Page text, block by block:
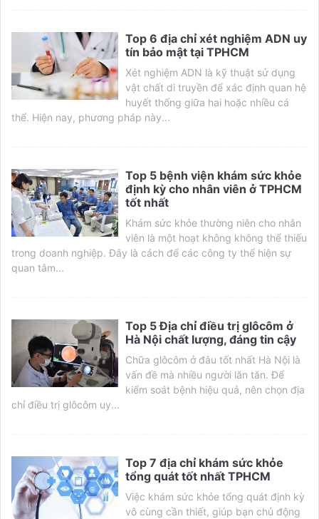
Top 6 địa chỉ xét nghiệm ADN uy
tín bảo mật tại TPHCM
Xét nghiệm ADN là kỹ thuật sử dụng
vật chất di truyền để xác định quan hệ
huyết thống giữa hai hoặc nhiều cá
thể. Hiện nay, phương pháp này...
Top 5 bệnh viện khám sức khỏe
định kỳ cho nhân viên ở TPHCM
tốt nhất
Khám sức khỏe thường niên cho nhân
viên là một hoạt không không thể thiếu
trong doanh nghiệp. Đây là cách để các công ty thể hiện sự
quan tâm...
Top 5 Địa chỉ điều trị glôcôm ở
Hà Nội chất lượng, đáng tin cậy
Chữa glôcôm ở đâu tốt nhất Hà Nội là
vấn đề mà nhiều người lăn tăn. Để
kiểm soát bệnh hiệu quả, nên chọn địa
chỉ điều trị glôcôm uy...
Top 7 địa chỉ khám sức khỏe
tổng quát tốt nhất TPHCM
Việc khám sức khỏe tổng quát định kỳ
vô cùng cần thiết, giúp bạn chủ động